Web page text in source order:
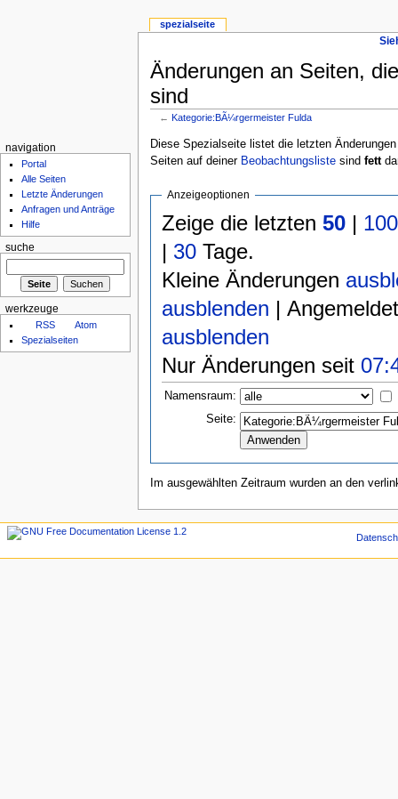
Änderungen an Seiten,
sind
←Kategorie:BÃ¼rgermeister Fulda
Diese Spezialseite listet die letzten
Seiten auf deiner Beobachtungslistesind fett
Anzeigeoptionen
Zeige die letzten50 | 100
| 30 Tage.
Kleine Änderungen
ausblenden |
ausblenden
Nur Änderungen seit
Namensraum:
Seite:
Im ausgewählten Zeitraum wurden an den
spezialseite
navigation
Portal
Alle Seiten
Letzte Änderungen
Anfragen und Anträge
Hilfe
suche
werkzeuge
RSS
Atom
Spezialseiten